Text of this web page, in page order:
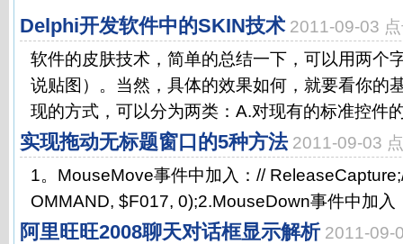
Delphi开发软件中的SKIN技术 2011-09-03
软件的皮肤技术，简单的总结一下，可以用两个
说贴图）。当然，具体的效果如何，就要看你的
现的方式，可以分为两类：A.对现有的标准控件
实现拖动无标题窗口的5种方法 2011-09-03
1。MouseMove事件中加入：//
OMMAND, $F017, 0);2.MouseDown事件中加入
阿里旺旺2008聊天对话框显示解析 2011-09-